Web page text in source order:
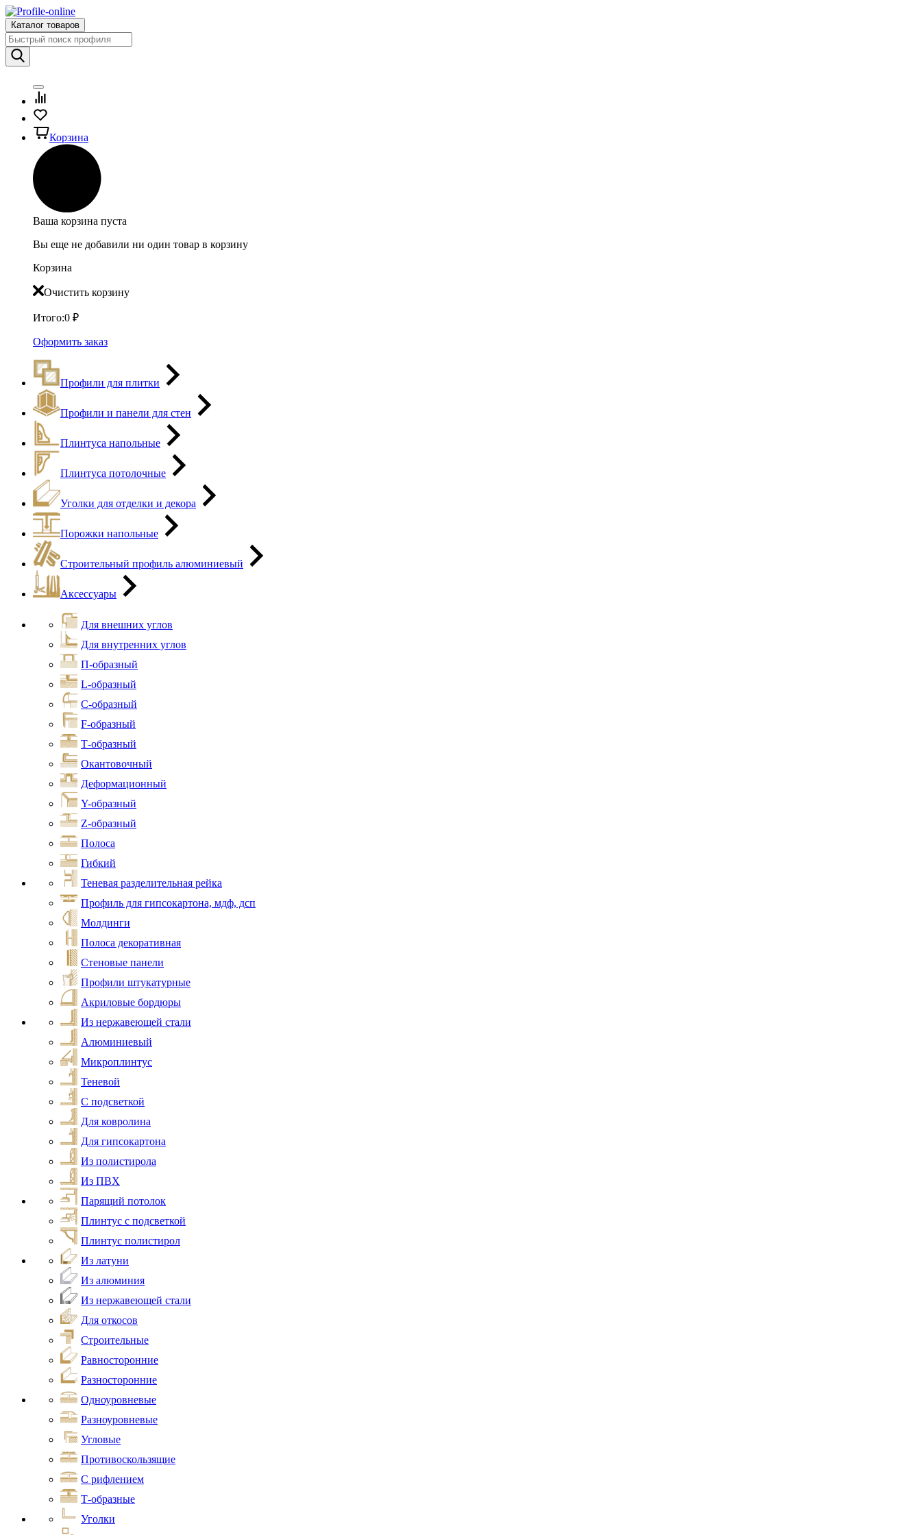
Каталог товаров
Корзина
Ваша корзина пуста
Вы еще не добавили ни один товар в корзину
Корзина
Очистить корзину
Итого:0 ₽
Оформить заказ
Профили для плитки
Профили и панели для стен
Плинтуса напольные
Плинтуса потолочные
Уголки для отделки и декора
Порожки напольные
Строительный профиль алюминиевый
Аксессуары
Для внешних углов
Для внутренних углов
П-образный
L-образный
С-образный
F-образный
Т-образный
Окантовочный
Деформационный
Y-образный
Z-образный
Полоса
Гибкий
Теневая разделительная рейка
Профиль для гипсокартона, мдф, дсп
Молдинги
Полоса декоративная
Стеновые панели
Профили штукатурные
Акриловые бордюры
Из нержавеющей стали
Алюминиевый
Микроплинтус
Теневой
С подсветкой
Для ковролина
Для гипсокартона
Из полистирола
Из ПВХ
Парящий потолок
Плинтус с подсветкой
Плинтус полистирол
Из латуни
Из алюминия
Из нержавеющей стали
Для откосов
Строительные
Равносторонние
Разносторонние
Одноуровневые
Разноуровневые
Угловые
Противоскользящие
С рифлением
Т-образные
Уголки